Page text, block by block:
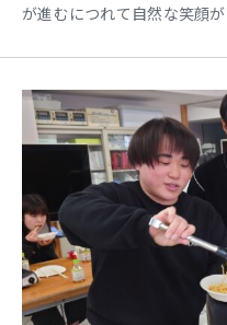
が進むにつれて自然な笑顔